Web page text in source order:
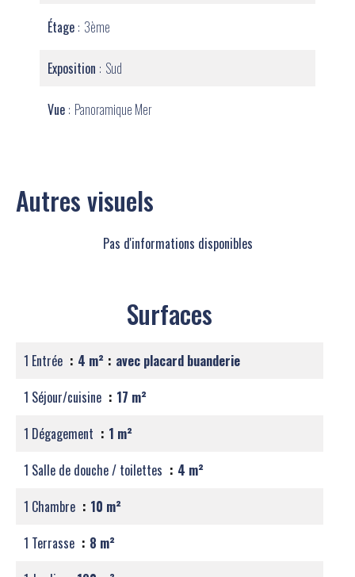
Étage 3ème
Exposition Sud
Vue Panoramique Mer
Autres visuels
Pas d'informations disponibles
Surfaces
1 Entrée 4 m²
avec placard buanderie
1 Séjour/cuisine
17 m²
1 Dégagement
1 m²
1 Salle de douche / toilettes
4 m²
1 Chambre
10 m²
1 Terrasse
8 m²